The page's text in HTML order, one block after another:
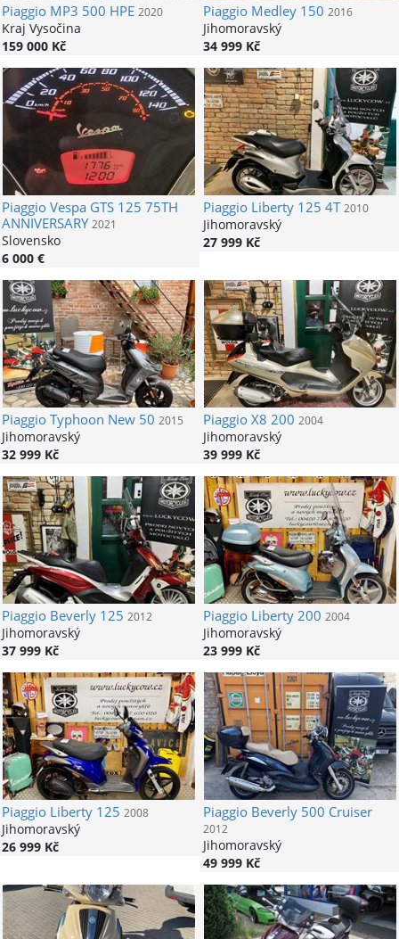
PiaggioMP3 500 HPE 2020
Kraj Vysočina
159 000 Kč
PiaggioMedley 150 2016
Jihomoravský
34 999 Kč
PiaggioVespa GTS 125 75TH
ANNIVERSARY2021
Slovensko
6 000 €
PiaggioLiberty 125 4T 2010
Jihomoravský
27 999 Kč
PiaggioTyphoon New 50 2015
Jihomoravský
32 999 Kč
PiaggioX8 200 2004
Jihomoravský
39 999 Kč
PiaggioBeverly 125 2012
Jihomoravský
37 999 Kč
PiaggioLiberty 200 2004
Jihomoravský
23 999 Kč
PiaggioLiberty 125 2008
Jihomoravský
26 999 Kč
PiaggioBeverly 500 Cruiser
2012
Jihomoravský
49 999 Kč